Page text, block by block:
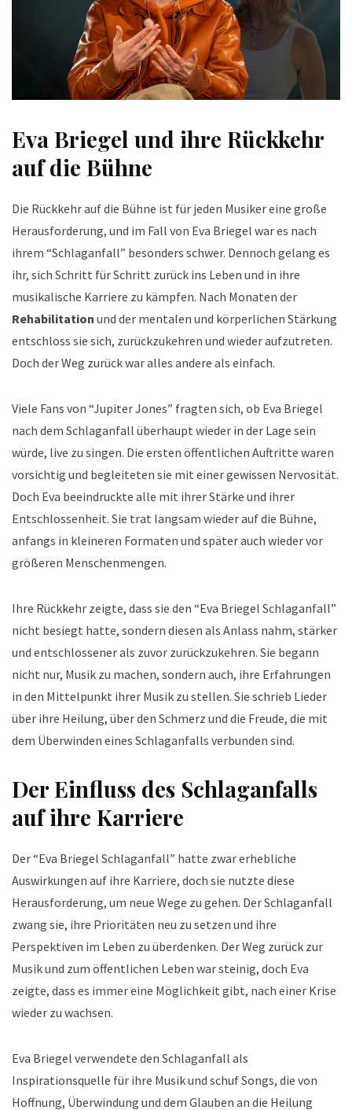
Eva Briegel und ihre Rückkehr
auf die Bühne
Die Rückkehr auf die Bühne ist für jeden Musiker eine große
Herausforderung, und im Fall von Eva Briegel war es nach
ihrem “Schlaganfall” besonders schwer. Dennoch gelang es
ihr, sich Schritt für Schritt zurück ins Leben und in ihre
musikalische Karriere zu kämpfen. Nach Monaten der
Rehabilitation und der mentalen und körperlichen Stärkung
entschloss sie sich, zurückzukehren und wieder aufzutreten.
Doch der Weg zurück war alles andere als einfach.
Viele Fans von “Jupiter Jones” fragten sich, ob Eva Briegel
nach dem Schlaganfall überhaupt wieder in der Lage sein
würde, live zu singen. Die ersten öffentlichen Auftritte waren
vorsichtig und begleiteten sie mit einer gewissen Nervosität.
Doch Eva beeindruckte alle mit ihrer Stärke und ihrer
Entschlossenheit. Sie trat langsam wieder auf die Bühne,
anfangs in kleineren Formaten und später auch wieder vor
größeren Menschenmengen.
Ihre Rückkehr zeigte, dass sie den “Eva Briegel Schlaganfall”
nicht besiegt hatte, sondern diesen als Anlass nahm, stärker
und entschlossener als zuvor zurückzukehren. Sie begann
nicht nur, Musik zu machen, sondern auch, ihre Erfahrungen
in den Mittelpunkt ihrer Musik zu stellen. Sie schrieb Lieder
über ihre Heilung, über den Schmerz und die Freude, die mit
dem Überwinden eines Schlaganfalls verbunden sind.
Der Einfluss des Schlaganfalls
auf ihre Karriere
Der “Eva Briegel Schlaganfall” hatte zwar erhebliche
Auswirkungen auf ihre Karriere, doch sie nutzte diese
Herausforderung, um neue Wege zu gehen. Der Schlaganfall
zwang sie, ihre Prioritäten neu zu setzen und ihre
Perspektiven im Leben zu überdenken. Der Weg zurück zur
Musik und zum öffentlichen Leben war steinig, doch Eva
zeigte, dass es immer eine Möglichkeit gibt, nach einer Krise
wieder zu wachsen.
Eva Briegel verwendete den Schlaganfall als
Inspirationsquelle für ihre Musik und schuf Songs, die von
Hoffnung, Überwindung und dem Glauben an die Heilung